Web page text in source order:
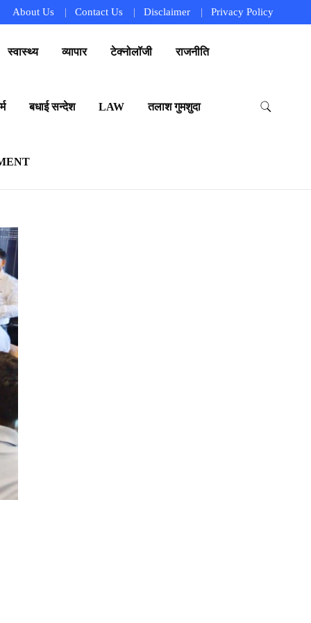
About Us Contact Us Disclaimer Privacy Policy
स्वास्थ्य व्यापार टेक्नोलॉजी राजनीति
बधाई सन्देश LAW तलाश गुमशुदा